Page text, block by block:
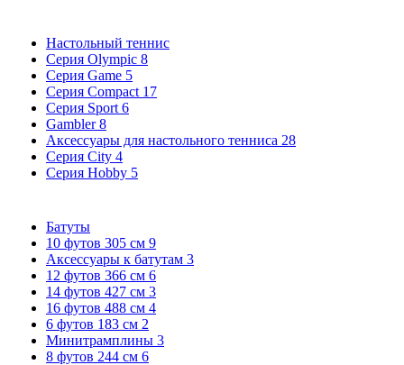
Настольный теннис
Серия Olympic 8
Серия Game 5
Серия Compact 17
Серия Sport 6
Gambler8
Аксессуары для настольного тенниса 28
Серия City 4
Серия Hobby 5
Батуты
10 футов 305 см 9
Аксессуары к батутам 3
12 футов 366 см 6
14 футов 427 см 3
16 футов 488 см 4
6 футов 183 см 2
Минитрамплины 3
8 футов 244 см 6